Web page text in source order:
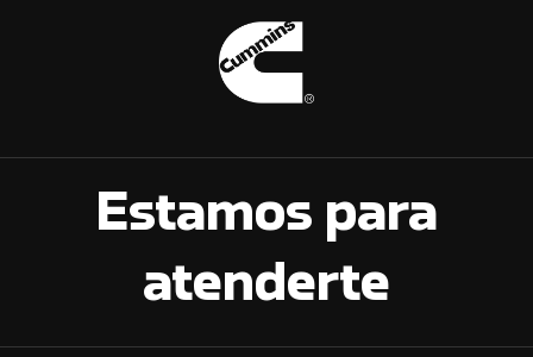
Estamos para
atenderte